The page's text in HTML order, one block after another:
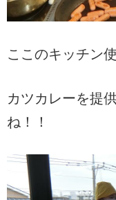
ここのキッチン
カツカレーを提
ね！！